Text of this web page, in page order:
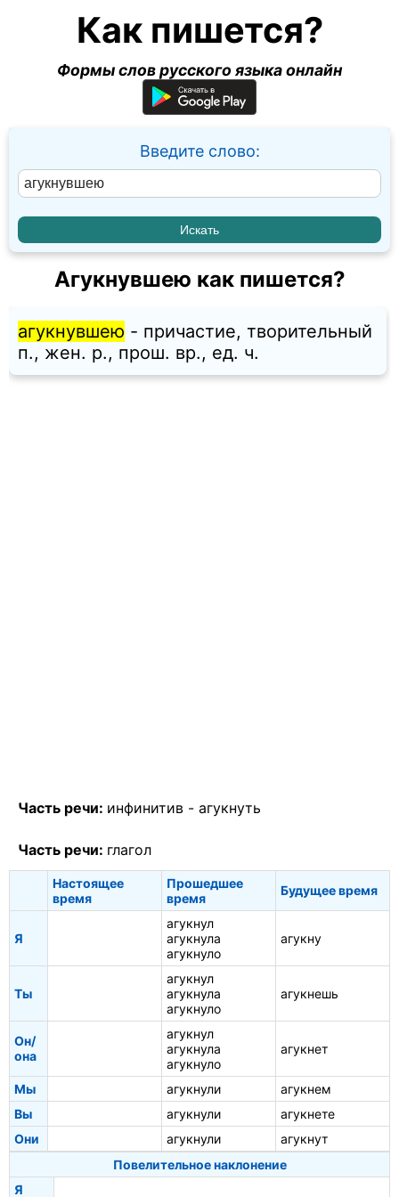
Как пишется?
Формы слов русского языка онлайн
Введите слово:
Агукнувшею как пишется?
агукнувшею - причастие, творительный
п., жен. p., прош. вр., ед. ч.
Часть речи: инфинитив - агукнуть
Часть речи: глагол
Настоящее
время
Прошедшее
время
Будущее время
Я
агукнул
агукнула
агукнуло
агукну
Ты
агукнул
агукнула
агукнуло
агукнешь
Он/
она
агукнул
агукнула
агукнуло
агукнет
Мы агукнули
агукнем
Вы
агукнули
агукнете
Они
агукнули
агукнут
Повелительное наклонение
Я